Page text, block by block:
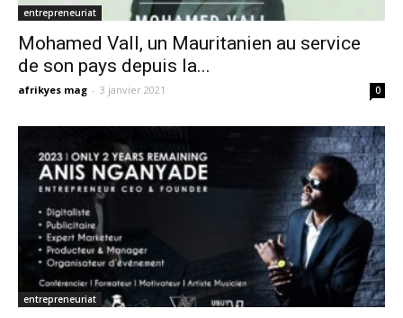
entrepreneuriat
Mohamed Vall, un Mauritanien au service
de son pays depuis la...
afrikyes mag - 3 janvier 2021 0
entrepreneuriat